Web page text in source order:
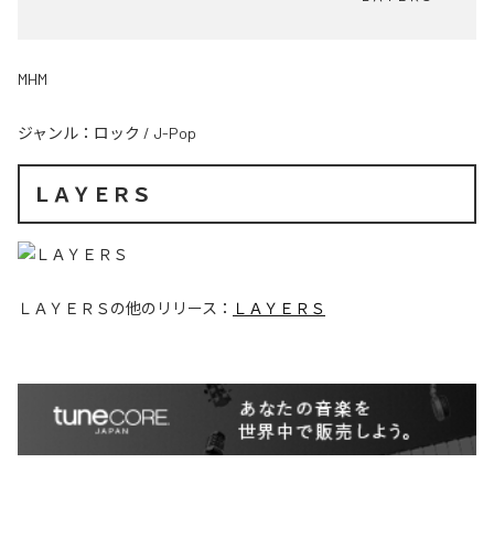
MHM
ジャンル： ロック / J-Pop
ＬＡＹＥＲＳ
ＬＡＹＥＲＳの他のリリース： ＬＡＹＥＲＳ